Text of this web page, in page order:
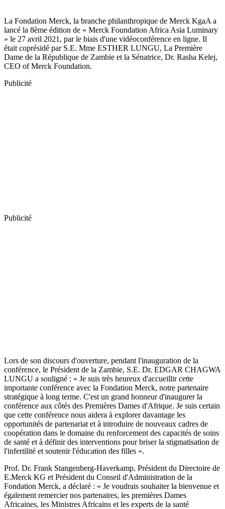
La Fondation Merck, la branche philanthropique de Merck KgaA a
lancé la 8ème édition de « Merck Foundation Africa Asia Luminary
» le 27 avril 2021, par le biais d'une vidéoconférence en ligne. Il
était coprésidé par S.E. Mme ESTHER LUNGU, La Première
Dame de la République de Zambie et la Sénatrice, Dr. Rasha Kelej,
CEO of Merck Foundation.
Publicité
Publicité
Lors de son discours d'ouverture, pendant l'inauguration de la
conférence, le Président de la Zambie, S.E. Dr. EDGAR CHAGWA
LUNGU a souligné : « Je suis très heureux d'accueillir cette
importante conférence avec la Fondation Merck, notre partenaire
stratégique à long terme. C'est un grand honneur d'inaugurer la
conférence aux côtés des Premières Dames d'Afrique. Je suis certain
que cette conférence nous aidera à explorer davantage les
opportunités de partenariat et à introduire de nouveaux cadres de
coopération dans le domaine du renforcement des capacités de soins
de santé et à définir des interventions pour briser la stigmatisation de
l'infertilité et soutenir l'éducation des filles ».
Prof. Dr. Frank Stangenberg-Haverkamp, Président du Directoire de
E.Merck KG et Président du Conseil d'Administration de la
Fondation Merck, a déclaré : « Je voudrais souhaiter la bienvenue et
également remercier nos partenaires, les premières Dames
Africaines, les Ministres Africains et les experts de la santé